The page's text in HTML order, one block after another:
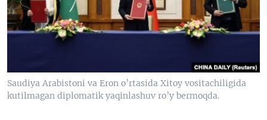
VIDEO
XABARLAR SURATLARDA
ODNOKLASSNIKI
TELEGRAM
SOUNDCLOUD
VOA
Saudiya Arabistoni va Eron o’rtasida Xitoy vositachiligida
kutilmagan diplomatik yaqinlashuv ro’y bermoqda.